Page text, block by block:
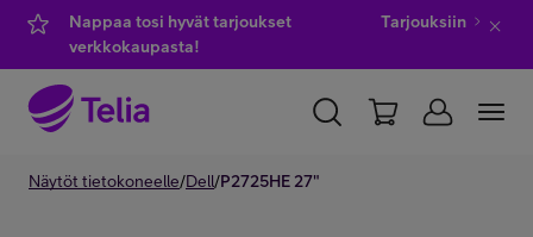
Nappaa tosi hyvät tarjoukset
verkkokaupasta!
Tarjouksiin
YKSITYISILLE YRITYKSILLE WHOLESALE
Näytöt tietokoneelle/Dell/P2725HE 27"